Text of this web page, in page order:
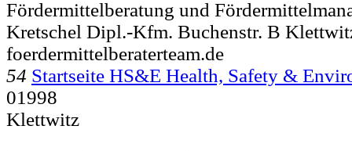
Fördermittelberatung und
Kretschel Dipl.-Kfm. Buchenstr. B
foerdermittelberaterteam.de
54 Startseite HS&E Health, Safety &
01998
Klettwitz